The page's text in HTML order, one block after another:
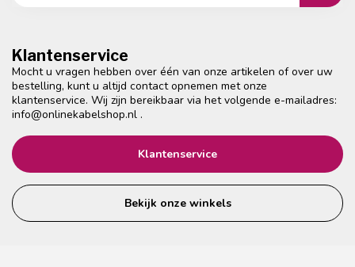
Klantenservice
Mocht u vragen hebben over één van onze artikelen of over uw
bestelling, kunt u altijd contact opnemen met onze
klantenservice. Wij zijn bereikbaar via het volgende e-mailadres:
info@onlinekabelshop.nl .
Klantenservice
Bekijk onze winkels